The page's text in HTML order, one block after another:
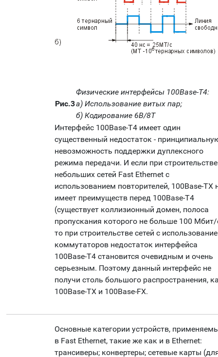
Рис.3
Физические интерфейсы 100Base-T4:
а) Использование витых пар;
б) Кодирование 6B/8T
Интерфейс 100Base-T4 имеет один
существенный недостаток -
невозможность поддержки дуплексного
режима передачи. И если при строительстве
небольших сетей Fast Ethernet с
использованием повторителей, 100Base-TX
имеет преимуществ перед 100Base-T4
(существует коллизионный домен, полоса
пропускания которого не больше 100 Мбит/
то при строительстве сетей с
коммутаторов недостаток интерфейса
100Base-T4 становится очевидным и очень
серьезным. Поэтому данный интерфейс не
получи столь большого распространения,
100Base-TX и 100Base-FX.
Основные категории устройств,
в Fast Ethernet, такие же как и в Ethernet:
трансиверы; конвертеры; сетевые карты